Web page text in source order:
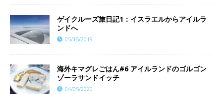
ゲイクルーズ旅日記1：イスラエルからアイルラ
ンドへ
05/15/2019
海外キマグレごはん#6 アイルランドのゴルゴン
ゾーラサンドイッチ
04/05/2020